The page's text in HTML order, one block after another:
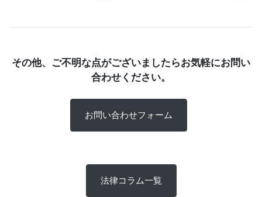
その他、ご不明な点がございましたらお気軽にお問い
合わせください。
お問い合わせフォーム
法律コラム一覧